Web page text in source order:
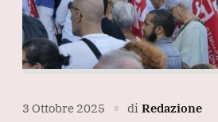
3 Ottobre 2025 ∎ di Redazione